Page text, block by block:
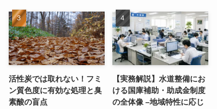
活性炭では取れない！フミ
ン質色度に有効な処理と臭
素酸の盲点
【実務解説】水道整備にお
ける国庫補助・助成金制度
の全体像 –地域特性に応じ